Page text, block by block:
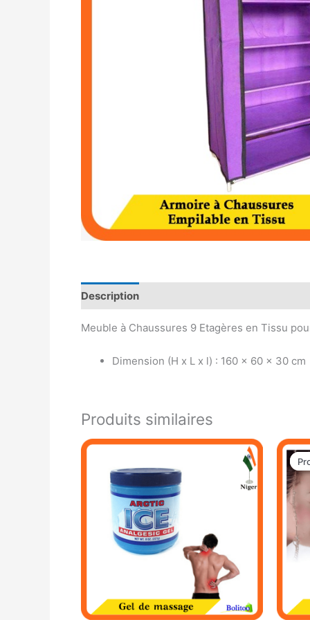
Description
Meuble à Chaussures 9 Etagères en Tissu
Dimension (H x L x l) : 160 x 60 x 30 cm
Produits similaires